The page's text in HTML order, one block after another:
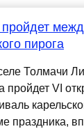
пройдет
пирога
Толмачи
пройдет VI
праздника,